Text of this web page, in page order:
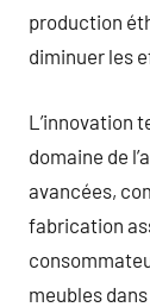
production
diminuer les
L’innovation
domaine de
avancées,
fabrication
meubles